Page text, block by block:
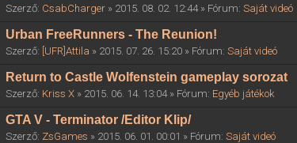
Szerző: CsabCharger » 2015. 08. 02. 12:44 » Fórum:Saját videó
Urban FreeRunners - The Reunion!
Szerző: [UFR]Attila » 2015. 07. 26. 15:20 » Fórum:Saját videó
Return to Castle Wolfenstein gameplay sorozat
Szerző: Kriss X » 2015. 06. 14. 13:04 » Fórum: Egyéb játékok
GTA V - Terminator /Editor Klip/
Szerző: ZsGames » 2015. 06. 01. 00:01 » Fórum:Saját videó